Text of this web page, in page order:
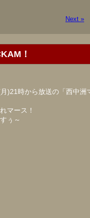
Next »
！
)21時から放送の「西中洲
マース！
ぅ～